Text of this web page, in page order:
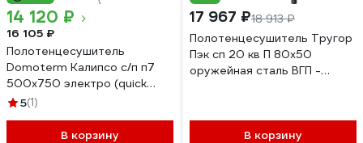
14 120 ₽
16 105 ₽
Полотенцесушитель
Domoterm Калипсо с/п п7
500x750 электро (quick
touch) 4680746599288
5(1)
В корзину
17 967 ₽18 913 ₽
Полотенцесушитель Тругор
Пэк сп 20 кв П 80х50
оружейная сталь ВГП -
В корзину